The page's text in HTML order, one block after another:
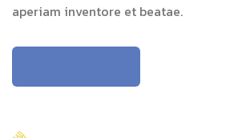
aperiam inventore et beatae.